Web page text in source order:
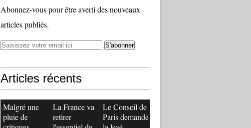
Abonnez-vous pour être averti des nouveaux
articles publiés.
Articles récents
Malgré une
pluie de
La France va
retirer
Le Conseil de
Paris demande